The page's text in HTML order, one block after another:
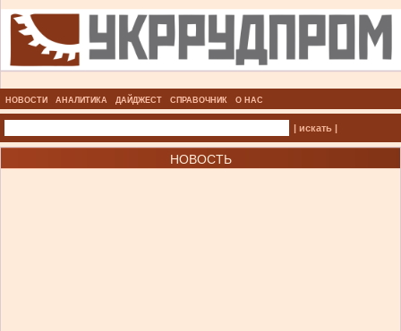
НОВОСТИ АНАЛИТИКА ДАЙДЖЕСТ СПРАВОЧНИК О НАС
| искать |
НОВОСТЬ